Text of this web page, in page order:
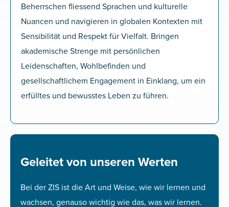
Beherrschen fliessend Sprachen und kulturelle
Nuancen und navigieren in globalen Kontexten mit
Sensibilität und Respekt für Vielfalt. Bringen
akademische Strenge mit persönlichen
Leidenschaften, Wohlbefinden und
gesellschaftlichem Engagement in Einklang, um ein
erfülltes und bewusstes Leben zu führen.
Geleitet von unseren Werten
Bei der ZIS ist die Art und Weise, wie wir lernen und
wachsen, genauso wichtig wie das, was wir lernen.